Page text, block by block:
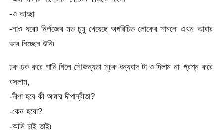
-ও আচ্ছা৷
-নাও ধরো৷ নির্লজ্জের মত চুমু খেয়েছে অপরিচিত লোকের সামনে৷ এখন আবার
ভাব নিচ্ছেন উনি৷
ঢক ঢক করে পানি গিলে সৌজন্যতা সূচক ধন্যবাদ টা ও দিলাম না৷ প্রশ্ন করে
বসলাম,
-দীপা হবে কী আমার দীপান্বীতা?
-কেন হবো?
-আমি চাই তাই৷